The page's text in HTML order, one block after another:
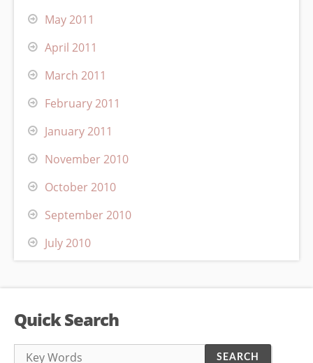
May 2011
April 2011
March 2011
February 2011
January 2011
November 2010
October 2010
September 2010
July 2010
Quick Search